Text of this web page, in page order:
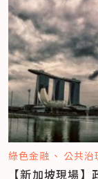
綠色金融 公共治
【新加坡現場